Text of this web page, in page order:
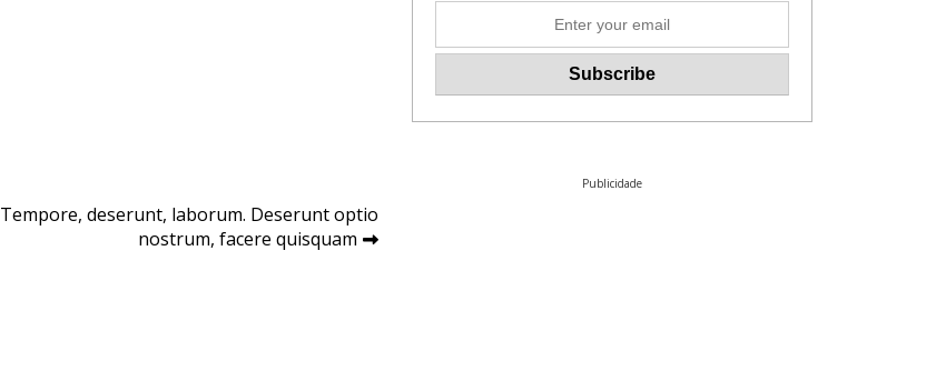
Tempore, deserunt, laborum. Deserunt optio
nostrum, facere quisquam
Publicidade